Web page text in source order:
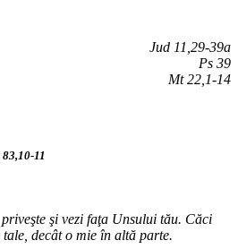
Jud 11,29-39a
Ps 39
Mt 22,1-14
83,10-11
şi vezi faţa Unsului tău. Căci
decât o mie în altă parte.